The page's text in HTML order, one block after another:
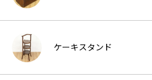
ケーキスタンド